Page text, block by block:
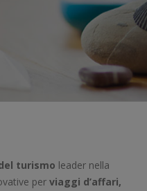
turismo leader nella
per viaggi d’affari,